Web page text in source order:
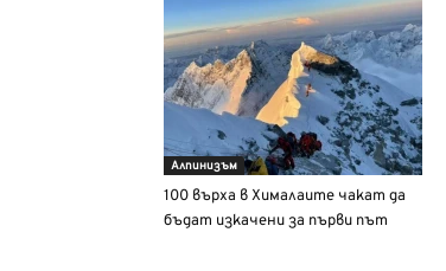
Алпинизъм
100 върха в Хималаите чакат да
бъдат изкачени за първи път